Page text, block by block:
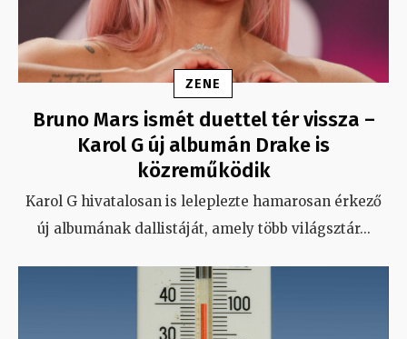
ZENE
Bruno Mars ismét duettel tér vissza –
Karol G új albumán Drake is
közreműködik
Karol G hivatalosan is leleplezte hamarosan érkező
új albumának dallistáját, amely több világsztár...